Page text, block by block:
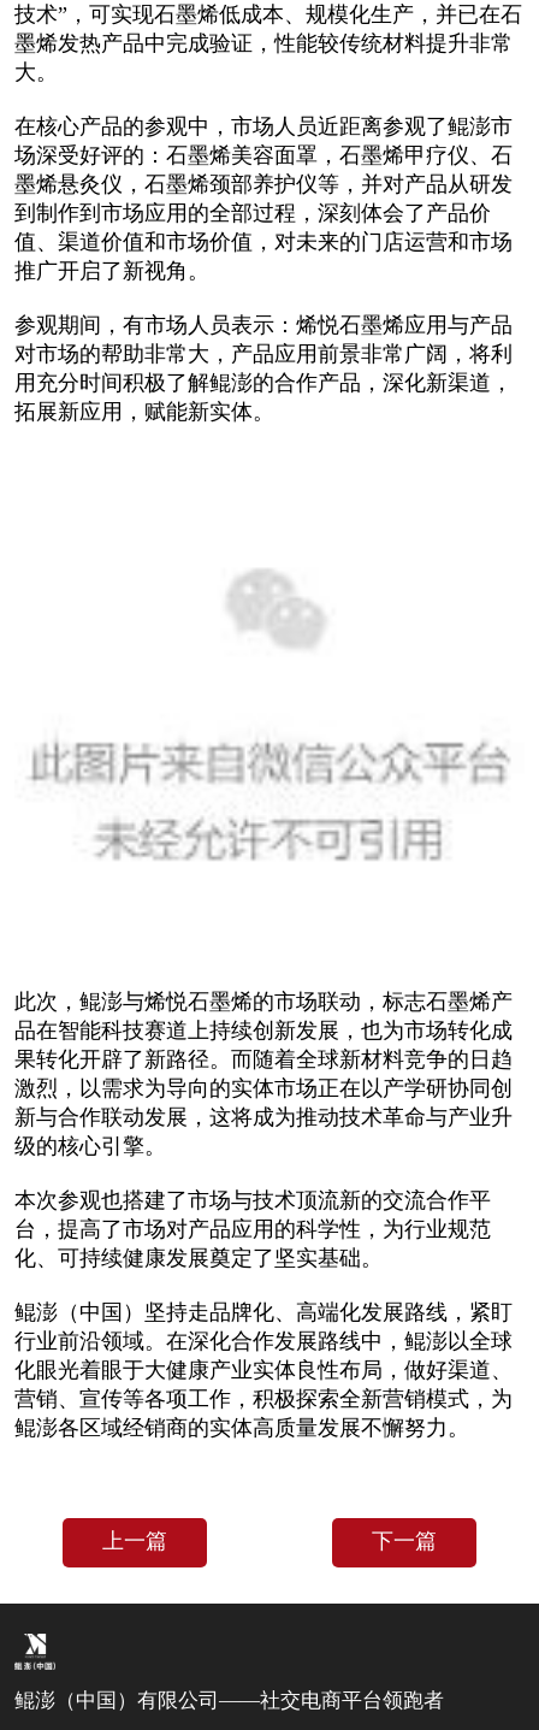
技术”，可实现石墨烯低成本、规模化生产，并已在石
墨烯发热产品中完成验证，性能较传统材料提升非常
大。
在核心产品的参观中，市场人员近距离参观了鲲澎市
场深受好评的：石墨烯美容面罩，石墨烯甲疗仪、石
墨烯悬灸仪，石墨烯颈部养护仪等，并对产品从研发
到制作到市场应用的全部过程，深刻体会了产品价
值、渠道价值和市场价值，对未来的门店运营和市场
推广开启了新视角。
参观期间，有市场人员表示：烯悦石墨烯应用与产品
对市场的帮助非常大，产品应用前景非常广阔，将利
用充分时间积极了解鲲澎的合作产品，深化新渠道，
拓展新应用，赋能新实体。
此次，鲲澎与烯悦石墨烯的市场联动，标志石墨烯产
品在智能科技赛道上持续创新发展，也为市场转化成
果转化开辟了新路径。而随着全球新材料竞争的日趋
激烈，以需求为导向的实体市场正在以产学研协同创
新与合作联动发展，这将成为推动技术革命与产业升
级的核心引擎。
本次参观也搭建了市场与技术顶流新的交流合作平
台，提高了市场对产品应用的科学性，为行业规范
化、可持续健康发展奠定了坚实基础。
鲲澎（中国）坚持走品牌化、高端化发展路线，紧盯
行业前沿领域。在深化合作发展路线中，鲲澎以全球
化眼光着眼于大健康产业实体良性布局，做好渠道、
营销、宣传等各项工作，积极探索全新营销模式，为
鲲澎各区域经销商的实体高质量发展不懈努力。
上一篇 下一篇
鲲澎（中国）有限公司——社交电商平台领跑者